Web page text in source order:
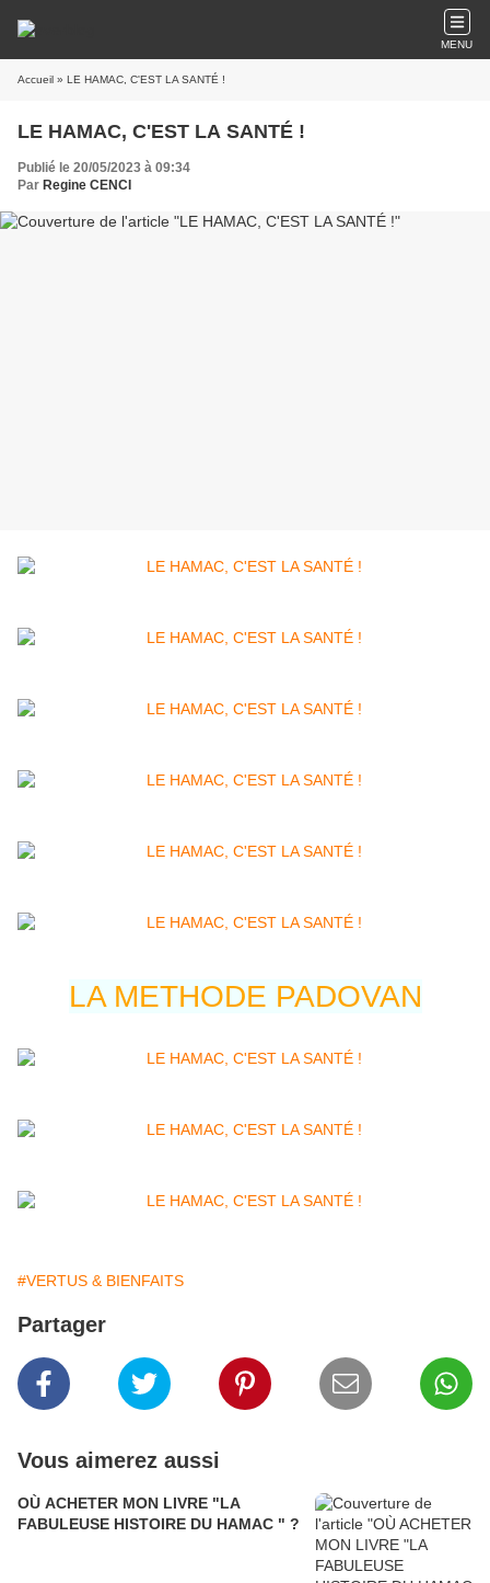
MENU
Accueil » LE HAMAC, C'EST LA SANTÉ !
LE HAMAC, C'EST LA SANTÉ !
Publié le 20/05/2023 à 09:34
Par Regine CENCI
LA METHODE PADOVAN
#VERTUS & BIENFAITS
Partager
Vous aimerez aussi
OÙ ACHETER MON LIVRE "LA
FABULEUSE HISTOIRE DU HAMAC " ?